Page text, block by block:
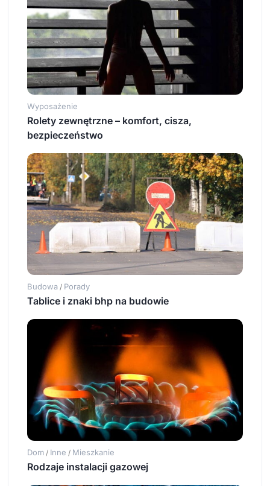
Wyposażenie
Rolety zewnętrzne – komfort, cisza,
bezpieczeństwo
Budowa / Porady
Tablice i znaki bhp na budowie
Dom / Inne / Mieszkanie
Rodzaje instalacji gazowej